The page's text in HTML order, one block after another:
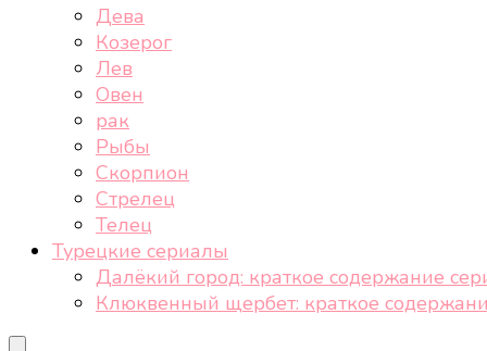
Дева
Козерог
Лев
Овен
рак
Рыбы
Скорпион
Стрелец
Телец
Турецкие сериалы
Далёкий город: краткое содержание
Клюквенный щербет: краткое